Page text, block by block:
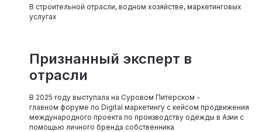
В строительной отрасли, водном хозяйстве, маркетинговых
услугах
Признанный эксперт в
отрасли
В 2025 году выступала на Суровом Питерском -
главном форуме по Digital маркетингу с кейсом продвижения
международного проекта по производству одежды в Азии с
помощью личного бренда собственника